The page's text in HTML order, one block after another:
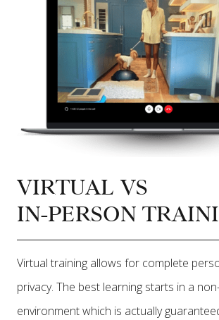
VIRTUAL VS
IN-PERSON
Virtual training allows for complete
privacy. The best learning starts in a
environment which is actually